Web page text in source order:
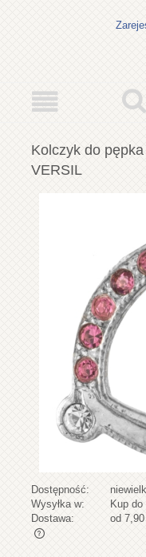
Kolczyk do
VERSIL
Dostępność:
Wysyłka w:
Kup
Dostawa:
od 7,90
Cena nie zawiera